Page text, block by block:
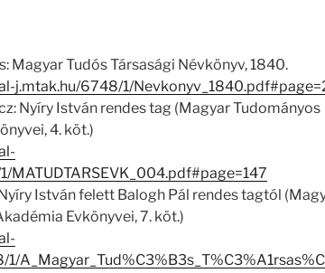
Magyar Tudós Társasági Névkönyv, 1840.
j.mtak.hu/6748/1/
Nyíry István rendes tag (Magyar Tudományos
4. köt.)
MATUDTARSEVK_004.pdf#page=147
István felett Balogh Pál rendes tagtól
Evkönyvei, 7. köt.)
1/